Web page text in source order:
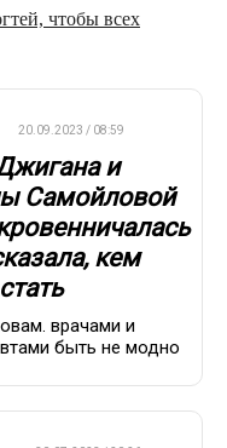
чтобы всех
20.09.2023 / 08:59
и
Самойловой
кем
врачами и
быть не модно